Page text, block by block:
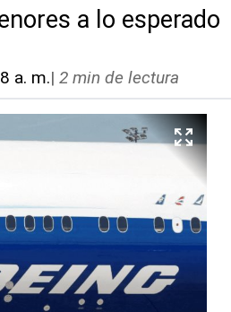
a lo esperado
a. m.| 2 min de lectura